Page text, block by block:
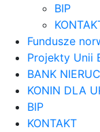
BIP
Fundusze
Projekty Unii
BANK
KONIN DLA
BIP
KONTAKT